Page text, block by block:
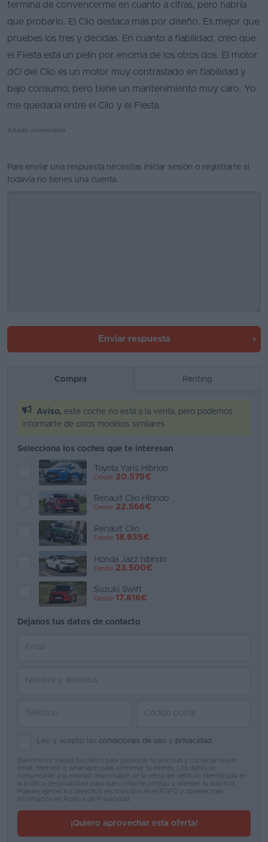
termina de convencerme en cuanto a cifras, pero habría
que probarlo. El Clio destaca más por diseño. Es mejor que
pruebes los tres y decidas. En cuanto a fiabilidad, creo que
el Fiesta está un pelín por encima de los otros dos. El motor
dCi del Clio es un motor muy contrastado en fiabilidad y
bajo consumo, pero tiene un mantenimiento muy caro. Yo
me quedaría entre el Clio y el Fiesta.
Añadir comentario
Para enviar una respuesta necesitas iniciar sesión o registrarte si
todavía no tienes una cuenta.
Enviar respuesta
Compra Renting
Aviso, este coche no está a la venta, pero podemos
informarte de otros modelos similares
Selecciona los coches que te interesan
Toyota Yaris Híbrido
Desde 20.575€
Renault Clio Híbrido
Desde 22.566€
Renault Clio
Desde 18.935€
Honda Jazz híbrido
Desde 23.500€
Suzuki Swift
Desde 17.816€
Déjanos tus datos de contacto
Leo y acepto las condiciones de uso y privacidad
Diariomotor tratará tus datos para gestionar tu solicitud y contactarte por
email, teléfono o whatsapp para confirmar tu interés. Los datos se
comunicarán a la entidad responsable de la venta del vehículo identificada en
la política de privacidad para que contacte contigo y atender tu solicitud.
Puedes ejercer los derechos reconocidos en el RGPD y obtener más
información en Política de Privacidad
¡Quiero aprovechar esta oferta!